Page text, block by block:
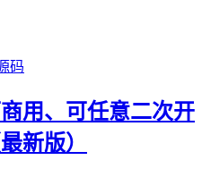
码
用、可任意二次开
新版）